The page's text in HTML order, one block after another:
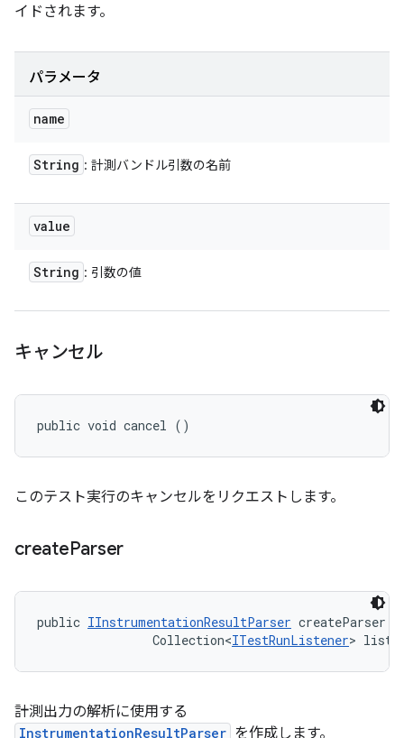
イドされます。
パラメータ
name
String : 計測バンドル引数の名前
value
String : 引数の値
キャンセル
public void cancel ()
このテスト実行のキャンセルをリクエストします。
createParser
public IInstrumentationResultParser createParser
                Collection<
ITestRunListener>
計測出力の解析に使用する
InstrumentationResultParser を作成します。